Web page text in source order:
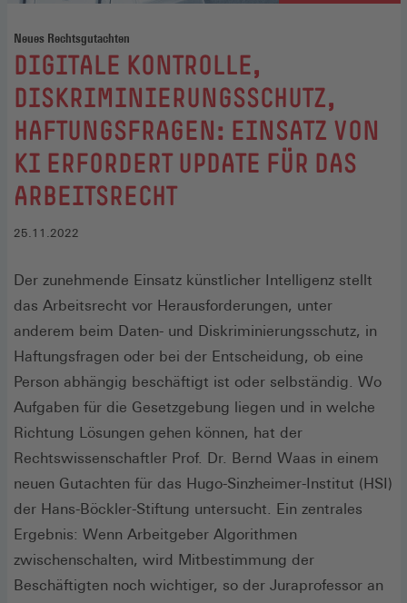
Neues Rechtsgutachten
:
DIGITALE KONTROLLE,
DISKRIMINIERUNGSSCHUTZ,
HAFTUNGSFRAGEN: EINSATZ VON
KI ERFORDERT UPDATE FÜR DAS
ARBEITSRECHT
25.11.2022
Der zunehmende Einsatz künstlicher Intelligenz stellt
das Arbeitsrecht vor Herausforderungen, unter
anderem beim Daten- und Diskriminierungsschutz, in
Haftungsfragen oder bei der Entscheidung, ob eine
Person abhängig beschäftigt ist oder selbständig. Wo
Aufgaben für die Gesetzgebung liegen und in welche
Richtung Lösungen gehen können, hat der
Rechtswissenschaftler Prof. Dr. Bernd Waas in einem
neuen Gutachten für das Hugo-Sinzheimer-Institut (HSI)
der Hans-Böckler-Stiftung untersucht. Ein zentrales
Ergebnis: Wenn Arbeitgeber Algorithmen
zwischenschalten, wird Mitbestimmung der
Beschäftigten noch wichtiger, so der Juraprofessor an